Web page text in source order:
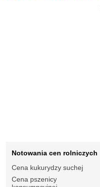
Notowania cen rolniczych
Cena kukurydzy suchej
Cena pszenicy